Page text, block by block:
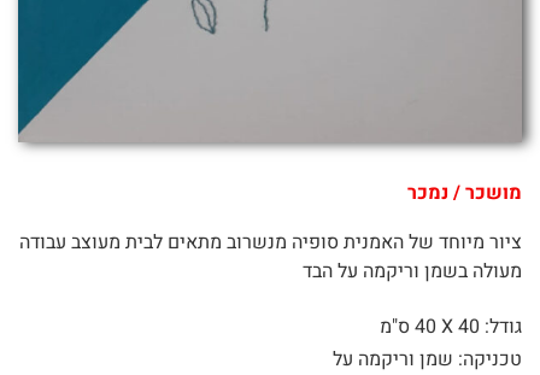
מושכר / נמכר
ציור מיוחד של האמנית סופיה מנשרוב מתאים לבית מעוצב עבודה
מעולה בשמן וריקמה על הבד
גודל: 40 X
40 ס"מ
טכניקה: שמן וריקמה על